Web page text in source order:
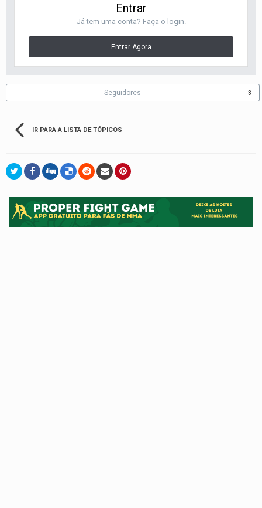
Entrar
Já tem uma conta? Faça o login.
Entrar Agora
Seguidores 3
IR PARA A LISTA DE TÓPICOS